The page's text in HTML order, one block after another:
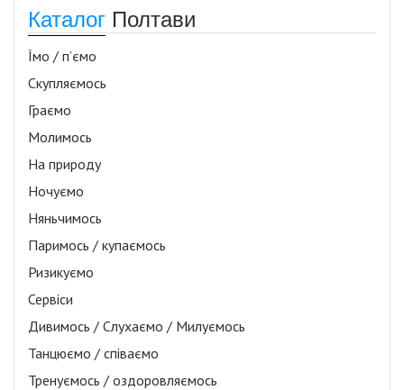
Каталог Полтави
Їмо / п’ємо
Скупляємось
Граємо
Молимось
На природу
Ночуємо
Няньчимось
Паримось / купаємось
Ризикуємо
Сервіси
Дивимось / Слухаємо / Милуємось
Танцюємо / співаємо
Тренуємось / оздоровляємось